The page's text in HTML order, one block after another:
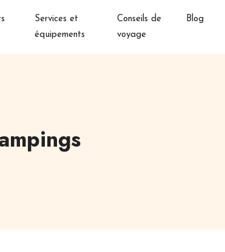
Services et
équipements
Conseils de
voyage
Blog